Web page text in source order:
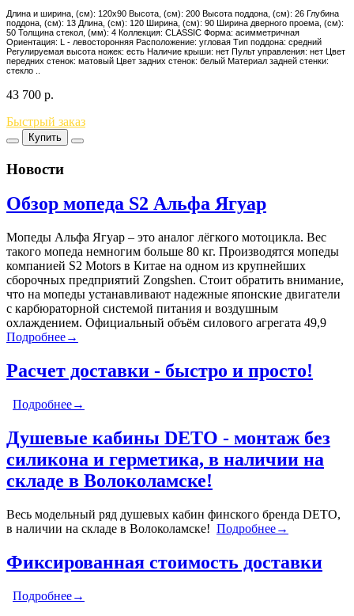
Длина и ширина, (см): 120x90 Высота, (см): 200 Высота поддона, (см): 26 Глубина
поддона, (см): 13 Длина, (см): 120 Ширина, (см): 90 Ширина дверного проема, (см):
50 Толщина стекол, (мм): 4 Коллекция: CLASSIC Форма: асимметричная
Ориентация: L - левосторонняя Расположение: угловая Тип поддона: средний
Регулируемая высота ножек: есть Наличие крыши: нет Пульт управления: нет Цвет
передних стенок: матовый Цвет задних стенок: белый Материал задней стенки:
стекло ..
43 700 р.
Быстрый заказ
Купить
Новости
Обзор мопеда S2 Альфа Ягуар
Мопеды Альфа Ягуар – это аналог лёгкого мотоцикла. Вес
такого мопеда немногим больше 80 кг. Производятся мопеды
компанией S2 Motors в Китае на одном из крупнейших
сборочных предприятий Zongshen. Стоит обратить внимание,
что на мопеды устанавливают надежные японские двигатели
с карбюраторной системой питания и воздушным
охлаждением. Официальный объём силового агрегата 49,9
Подробнее→
Расчет доставки - быстро и просто!
Подробнее→
Душевые кабины DETO - монтаж без
силикона и герметика, в наличии на
складе в Волоколамске!
Весь модельный ряд душевых кабин финского бренда DETO,
в наличии на складе в Волоколамске! Подробнее→
Фиксированная стоимость доставки
Подробнее→